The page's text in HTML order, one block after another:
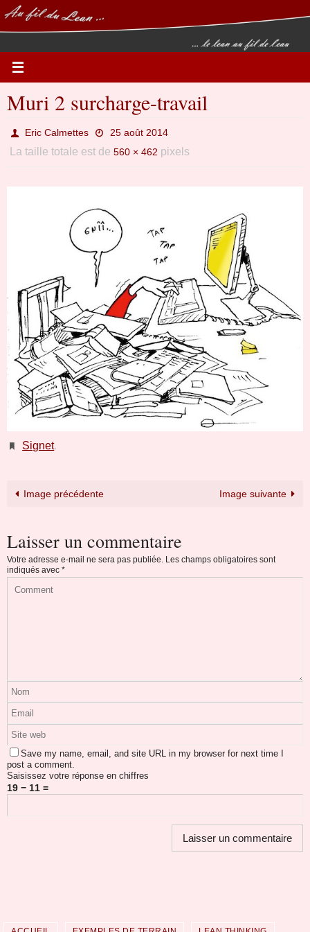
Passer
vers
le
Muri 2 surcharge-travail
Eric Calmettes 25 août 2014
La taille totale est de 560 × 462 pixels
Signet.
Image précédente Image suivante
Laisser un commentaire
Votre adresse e-mail ne sera pas publiée.
Les champs obligatoires sont
indiqués avec *
Save my name, email, and site URL in my browser for next time I
post a comment.
Saisissez votre réponse en chiffres
19 − 11 =